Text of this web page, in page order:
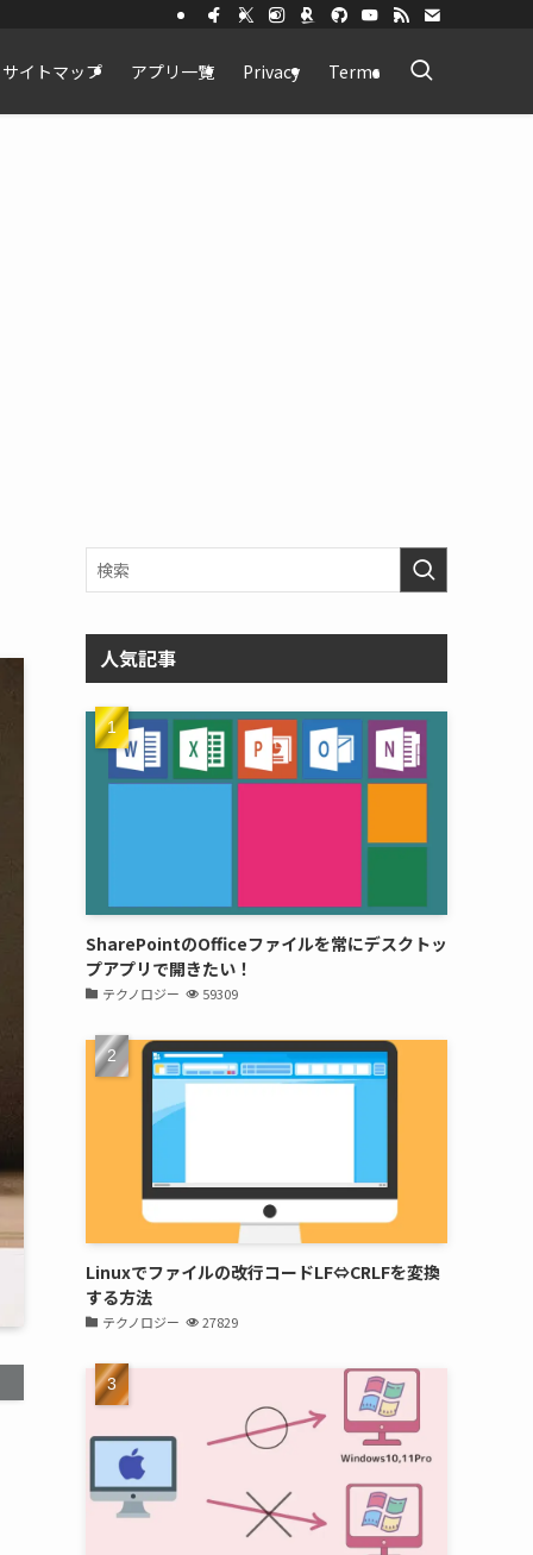
サイトマップ アプリ一覧 Privacy Terms
人気記事
SharePointのOfficeファイルを常にデスクトッ
プアプリで開きたい！
テクノロジー 59309
Linuxでファイルの改行コードLF⇔CRLFを変換
する方法
テクノロジー 27829